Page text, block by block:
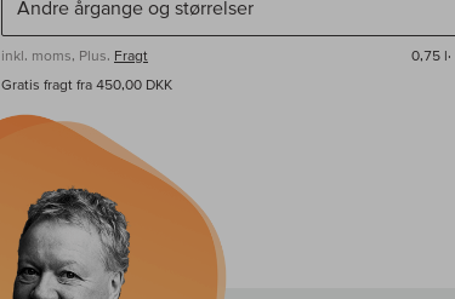
inkl. moms, Plus. Fragt 0,75 l·
Gratis fragt fra 450,00 DKK